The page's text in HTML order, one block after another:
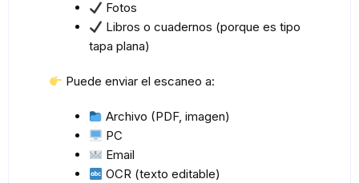
Fotos
Libros o cuadernos (porque es tipo
tapa plana)
Puede enviar el escaneo a:
Archivo (PDF, imagen)
PC
Email
OCR (texto editable)